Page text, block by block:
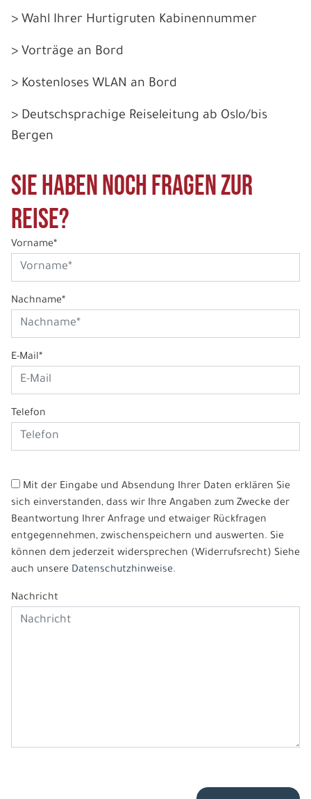
> Wahl Ihrer Hurtigruten Kabinennummer
> Vorträge an Bord
> Kostenloses WLAN an Bord
> Deutschsprachige Reiseleitung ab Oslo/bis
Bergen
Sie haben noch Fragen zur
Reise?
Vorname*
Nachname*
E-Mail*
Telefon
Mit der Eingabe und Absendung Ihrer Daten erklären Sie
sich einverstanden, dass wir Ihre Angaben zum Zwecke der
Beantwortung Ihrer Anfrage und etwaiger Rückfragen
entgegennehmen, zwischenspeichern und auswerten. Sie
können dem jederzeit widersprechen (Widerrufsrecht) Siehe
auch unsere Datenschutzhinweise.
Nachricht